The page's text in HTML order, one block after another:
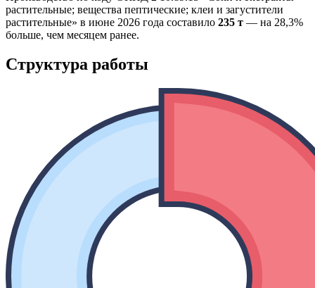
растительные; вещества пептические; клеи и загустители
растительные» в июне 2026 года составило 235 т — на 28,3%
больше, чем месяцем ранее.
Структура работы